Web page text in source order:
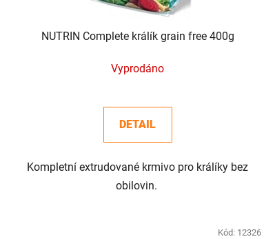
NUTRIN Complete králík grain free 400g
Vyprodáno
DETAIL
Kompletní extrudované krmivo pro králíky bez
obilovin.
Kód: 12326